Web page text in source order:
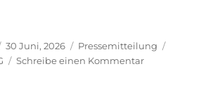
Weserbergland AG – „Wir
Veröffentlicht
am
30 Juni, 2026 Kategorien
Pressemitteilung
Schreibe einen Kommentarzu